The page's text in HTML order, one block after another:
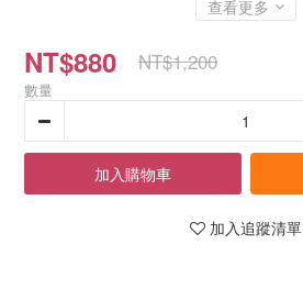
查看更多
NT$880 NT$1,200
數量
加入購物車
加入追蹤清單